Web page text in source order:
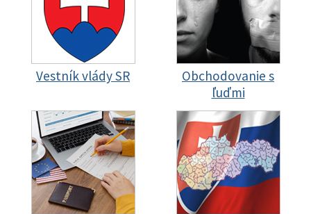
Vestník vlády SR
Obchodovanie s
ľuďmi